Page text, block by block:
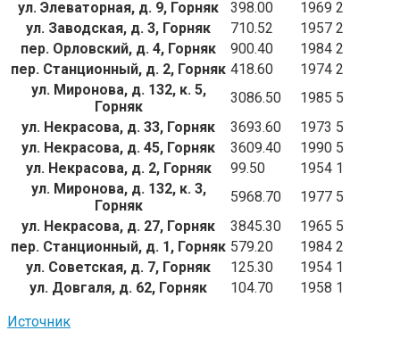
ул. Элеваторная, д. 9, Горняк 398.00 1969 2
ул. Заводская, д. 3, Горняк
710.52 1957 2
пер. Орловский, д. 4, Горняк
900.40 1984 2
пер. Станционный, д. 2, Горняк 418.60 1974 2
ул. Миронова, д. 132, к. 5,
Горняк
3086.50 1985 5
ул. Некрасова, д. 33, Горняк
3693.60 1973 5
ул. Некрасова, д. 45, Горняк
3609.40 1990 5
ул. Некрасова, д. 2, Горняк
99.50 1954 1
ул. Миронова, д. 132, к. 3,
Горняк
5968.70 1977 5
ул. Некрасова, д. 27, Горняк
3845.30 1965 5
пер. Станционный, д. 1, Горняк 579.20 1984 2
ул. Советская, д. 7, Горняк
125.30 1954 1
ул. Довгаля, д. 62, Горняк
104.70 1958 1
Источник